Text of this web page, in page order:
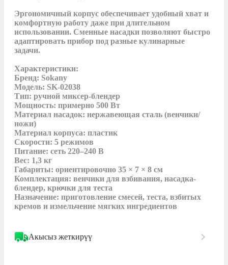
Эргономичный корпус обеспечивает удобный хват и
комфортную работу даже при длительном
использовании. Сменные насадки позволяют быстро
адаптировать прибор под разные кулинарные
задачи.
Характеристики:
Бренд: Sokany
Модель: SK-02038
Тип: ручной миксер-блендер
Мощность: примерно 500 Вт
Материал насадок: нержавеющая сталь (венчики/
ножи)
Материал корпуса: пластик
Скорости: 5 режимов
Питание: сеть 220–240 В
Вес: 1,3 кг
Габариты: ориентировочно 35 × 7 × 8 см
Комплектация: венчики для взбивания, насадка-
блендер, крючки для теста
Назначение: приготовление смесей, теста, взбитых
кремов и измельчение мягких ингредиентов
Акысыз жеткирүү